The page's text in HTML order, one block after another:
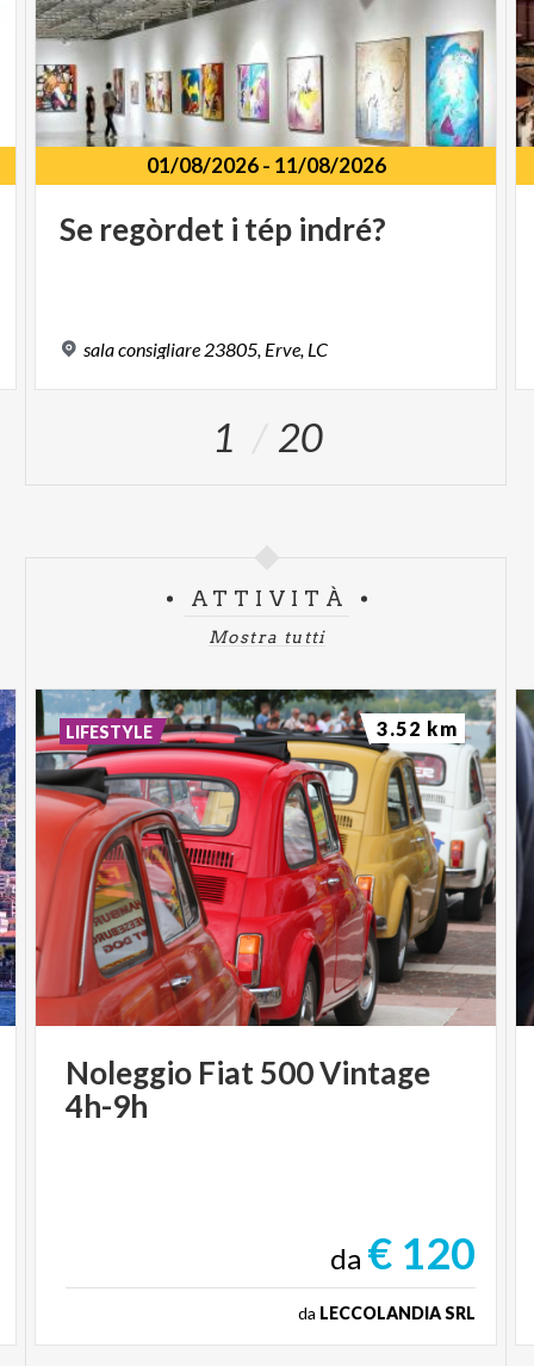
01/08/2026- 11/08/2026
Se regòrdet i tép indré?
salaconsigliare 23805, Erve, LC
1 20
ATTIVITÀ
Mostra tutti
Noleggio Fiat500Vintage
4h-9h
da € 120
da LECCOLANDIA SRL
LIFESTYLE 3.52 km